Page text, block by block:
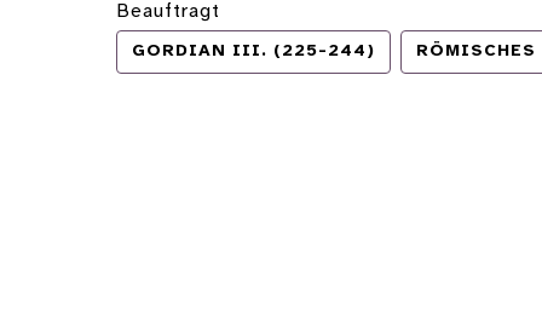
Beauftragt
GORDIAN III. (225-244) RÖMISCHES